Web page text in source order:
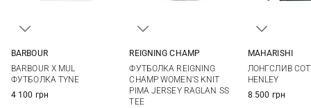
BARBOUR
BARBOUR X MUL
ФУТБОЛКА TYNE
4 100 грн
REIGNING CHAMP
ФУТБОЛКА REIGNING
CHAMP WOMEN'S KNIT
PIMA JERSEY RAGLAN SS
TEE
MAHARISHI
ЛОНГСЛИВ
HENLEY
8 500 грн